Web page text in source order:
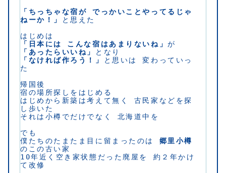
「ちっちゃな宿が でっかいことやってるじゃ
ねーか！」
と思えた
はじめは
「日本には こんな宿はあまりないね」が
「あったらいいね」
となり
「なければ作ろう！」
と思いは 変わっていっ
た
帰国後
宿の場所探しをはじめる
はじめから新築は考えて無く 古民家などを探
し歩いた
それは小樽でだけでなく 北海道中を
でも
僕たちのたまたま目に留まったのは 郷里小樽
のこの古い家
10年近く空き家状態だった廃屋を 約２年かけ
て改修